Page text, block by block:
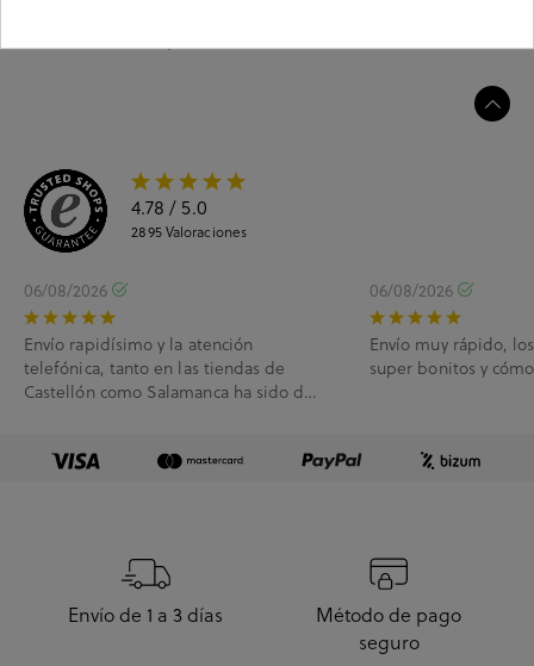
4.78 / 5.0
2895Valoraciones
06/08/2026
Envío rapidísimo y la atención
telefónica, tanto en las tiendas de
Castellón como Salamanca ha sido de
06/08/2026
Envío muy rápido,
super bonitos y
Envío de 1 a 3 días
Método de pago
seguro